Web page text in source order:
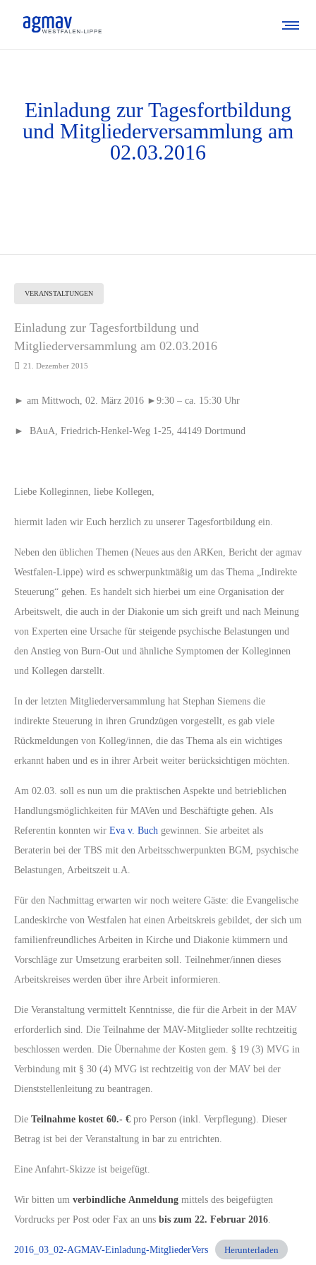
Einladung zur Tagesfortbildung
und Mitgliederversammlung am
02.03.2016
VERANSTALTUNGEN
Einladung zur Tagesfortbildung und
Mitgliederversammlung am 02.03.2016
21. Dezember 2015
► am Mittwoch, 02. März 2016 ►9:30 – ca. 15:30 Uhr
► BAuA, Friedrich-Henkel-Weg 1-25, 44149 Dortmund
Liebe Kolleginnen, liebe Kollegen,
hiermit laden wir Euch herzlich zu unserer Tagesfortbildung ein.
Neben den üblichen Themen (Neues aus den ARKen, Bericht der agmav
Westfalen-Lippe) wird es schwerpunktmäßig um das Thema „Indirekte
Steuerung“ gehen. Es handelt sich hierbei um eine Organisation der
Arbeitswelt, die auch in der Diakonie um sich greift und nach Meinung
von Experten eine Ursache für steigende psychische Belastungen und
den Anstieg von Burn-Out und ähnliche Symptomen der Kolleginnen
und Kollegen darstellt.
In der letzten Mitgliederversammlung hat Stephan Siemens die
indirekte Steuerung in ihren Grundzügen vorgestellt, es gab viele
Rückmeldungen von Kolleg/innen, die das Thema als ein wichtiges
erkannt haben und es in ihrer Arbeit weiter berücksichtigen möchten.
Am 02.03. soll es nun um die praktischen Aspekte und betrieblichen
Handlungsmöglichkeiten für MAVen und Beschäftigte gehen. Als
Referentin konnten wir Eva v. Buch gewinnen. Sie arbeitet als
Beraterin bei der TBS mit den Arbeitsschwerpunkten BGM, psychische
Belastungen, Arbeitszeit u.A.
Für den Nachmittag erwarten wir noch weitere Gäste: die Evangelische
Landeskirche von Westfalen hat einen Arbeitskreis gebildet, der sich um
familienfreundliches Arbeiten in Kirche und Diakonie kümmern und
Vorschläge zur Umsetzung erarbeiten soll. Teilnehmer/innen dieses
Arbeitskreises werden über ihre Arbeit informieren.
Die Veranstaltung vermittelt Kenntnisse, die für die Arbeit in der MAV
erforderlich sind. Die Teilnahme der MAV-Mitglieder sollte rechtzeitig
beschlossen werden. Die Übernahme der Kosten gem. § 19 (3) MVG in
Verbindung mit § 30 (4) MVG ist rechtzeitig von der MAV bei der
Dienststellenleitung zu beantragen.
Die Teilnahme kostet 60.- € pro Person (inkl. Verpflegung). Dieser
Betrag ist bei der Veranstaltung in bar zu entrichten.
Eine Anfahrt-Skizze ist beigefügt.
Wir bitten um verbindliche Anmeldung mittels des beigefügten
Vordrucks per Post oder Fax an uns bis zum 22. Februar 2016
2016_03_02-AGMAV-Einladung-MitgliederVers Herunterladen